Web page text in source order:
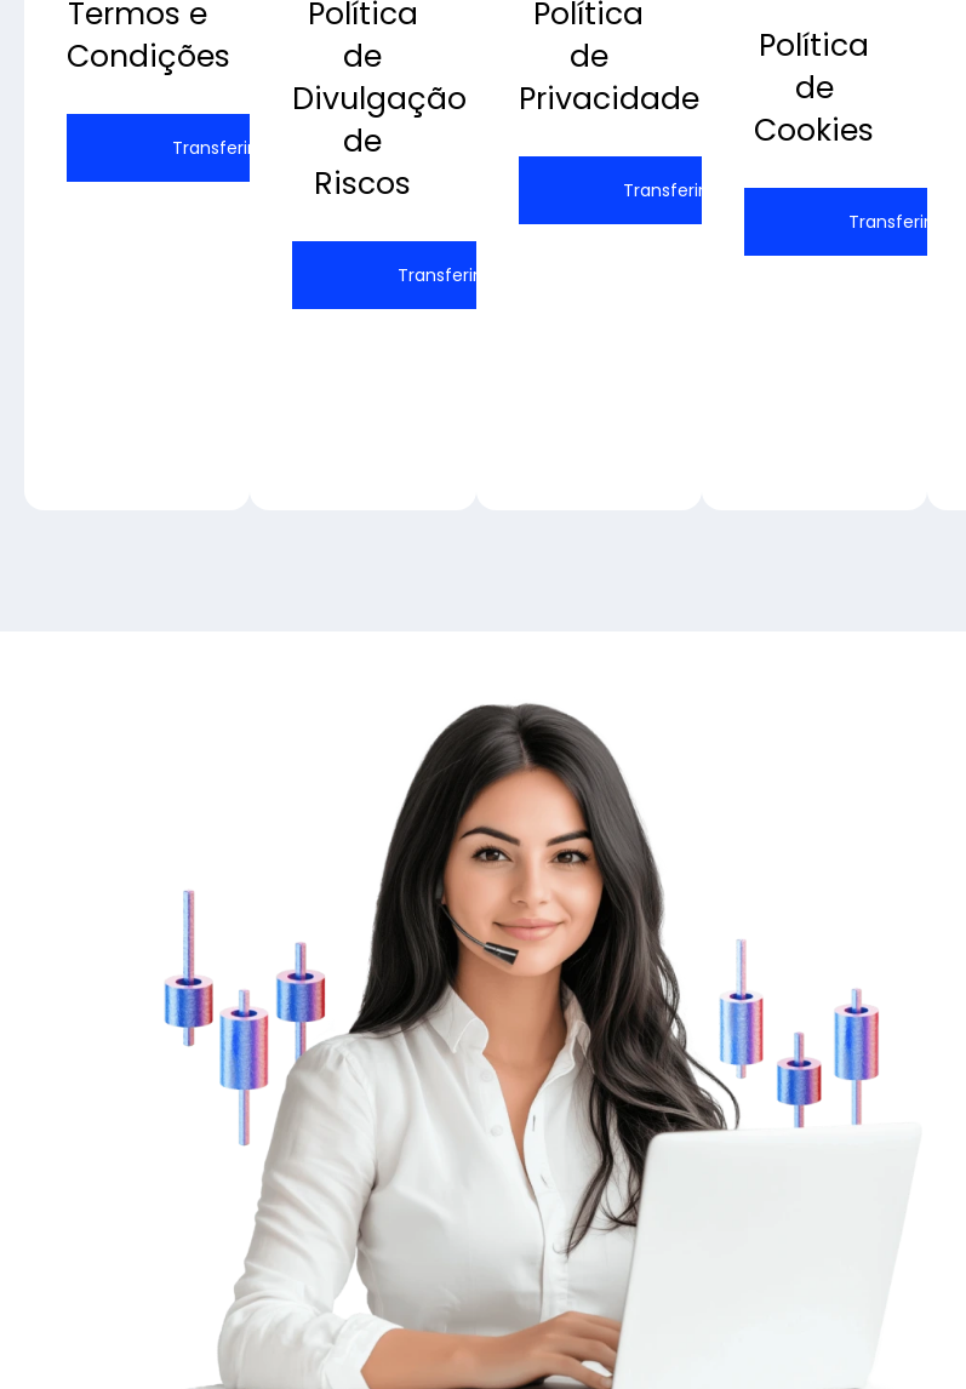
Termos e
Condições
Transferir
Política
de
Divulgação
de
Riscos
Transferir
Política
de
Privacidade
Transferir
Política
de
Cookies
Transferir